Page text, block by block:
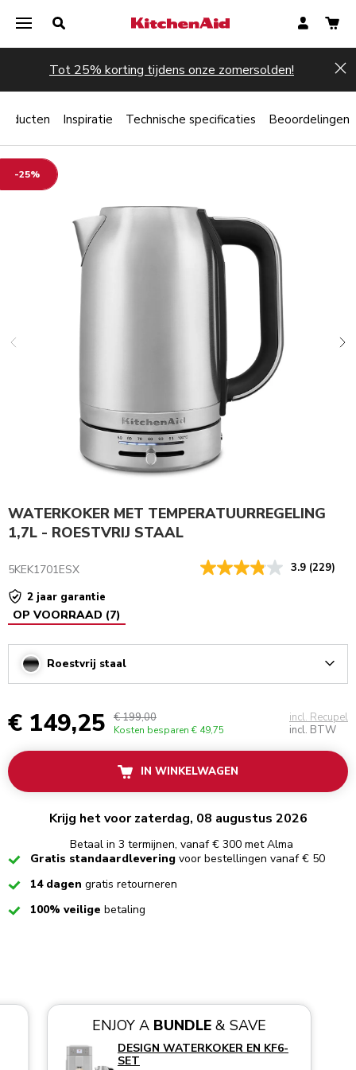
Tot 25% korting tijdens onze zomersolden!
-25%
WATERKOKER MET TEMPERATUURREGELING
1,7L - ROESTVRIJ STAAL
5KEK1701ESX 3.9 (229)
2 jaar garantie
OP VOORRAAD (7)
Roestvrij staal
€ 149,25 € 199,00
Kosten besparen € 49,75
incl. Recupel
incl. BTW
IN WINKELWAGEN
Krijg het voor zaterdag, 08 augustus 2026
Betaal in 3 termijnen, vanaf € 300 met Alma
CheckedGratis standaardlevering voor bestellingen vanaf € 50
Checked14 dagen gratis retourneren
Checked100% veilige betaling
ENJOY A BUNDLE& SAVE
DESIGN WATERKOKER EN KF6-
SET
Inspiratie Technische specificaties Beoordelingen